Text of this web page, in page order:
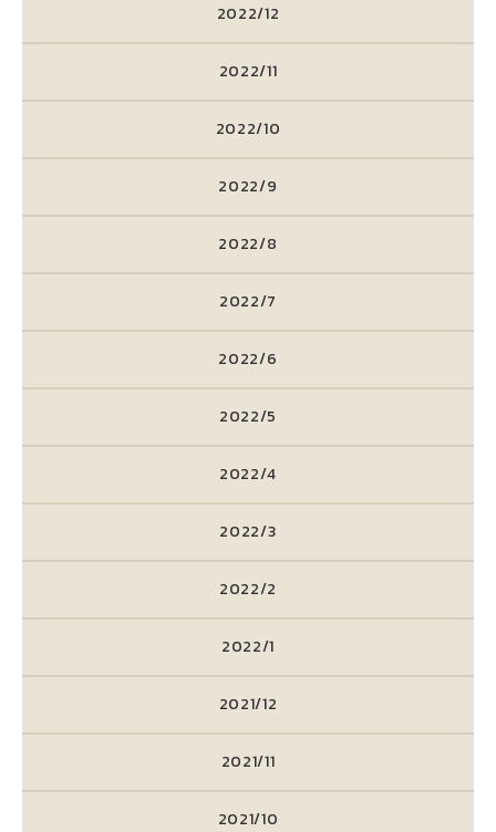
2022/12
2022/11
2022/10
2022/9
2022/8
2022/7
2022/6
2022/5
2022/4
2022/3
2022/2
2022/1
2021/12
2021/11
2021/10